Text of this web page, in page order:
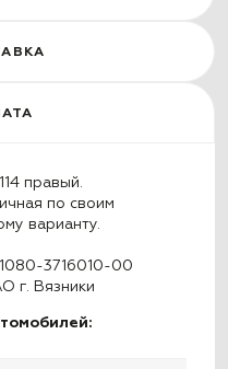
правый.
по своим
варианту.
3716010-00
г. Вязники